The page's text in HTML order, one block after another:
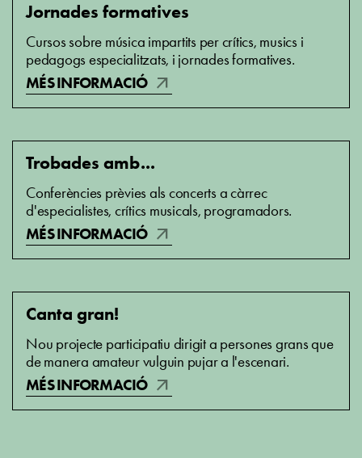
Jornades formatives
Cursos sobre música impartits per crítics, musics i
pedagogs especialitzats, i jornades formatives.
MÉS INFORMACIÓ arrow_outward
Trobades amb...
Conferències prèvies als concerts a càrrec
d'especialistes, crítics musicals, programadors.
MÉS INFORMACIÓ arrow_outward
Canta gran!
Nou projecte participatiu dirigit a persones grans que
de manera amateur vulguin pujar a l'escenari.
MÉS INFORMACIÓ arrow_outward